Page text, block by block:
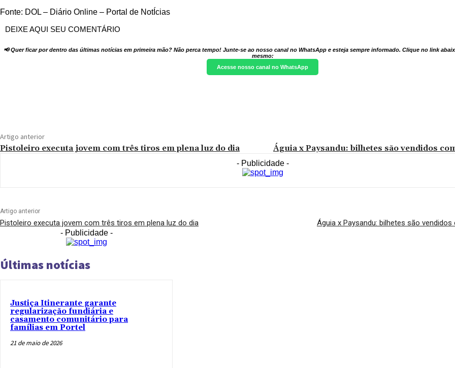
Fonte: DOL – Diário Online – Portal de NotÍcias
DEIXE AQUI SEU COMENTÁRIO
📢 Quer ficar por dentro das últimas notícias em primeira mão? Não perca tempo! Junte-se ao nosso canal no WhatsApp e esteja sempre informado. Clique no link
mesmo:
Acesse nosso canal no WhatsApp
Artigo anterior
Pistoleiro executa jovem com três tiros em plena luz do dia Águia x Paysandu: bilhetes são vendidos
- Publicidade -
Artigo anterior
Pistoleiro executa jovem com três tiros em plena luz do dia Águia x Paysandu: bilhetes são
- Publicidade -
Últimas notícias
Justiça Itinerante garante
regularização fundiária e
casamento comunitário para
famílias em Portel
21 de maio de 2026